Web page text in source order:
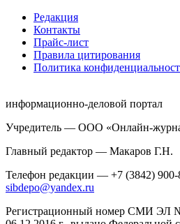
Редакция
Контакты
Прайс-лист
Правила цитирования
Политика
информационно-деловой портал
Учредитель — ООО «Онлайн-
Главный редактор — Макаров Г.Н.
Телефон редакции — +7 (3842)
sibdepo@yandex.ru
Регистрационный номер СМИ ЭЛ